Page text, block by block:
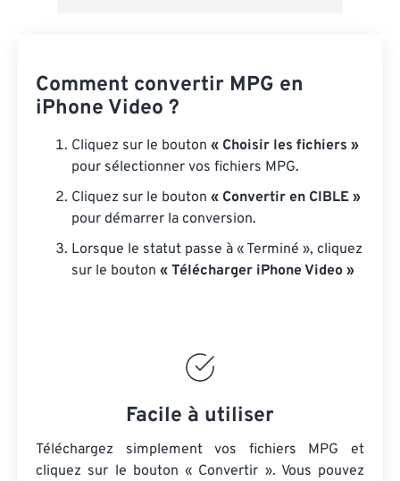
Comment convertir MPG en
iPhone Video ?
Cliquez sur le bouton « Choisir les fichiers »
pour sélectionner vos fichiers MPG.
Cliquez sur le bouton « Convertir en CIBLE »
pour démarrer la conversion.
Lorsque le statut passe à « Terminé », cliquez
sur le bouton « Télécharger iPhone Video »
Facile à utiliser
Téléchargez simplement vos fichiers MPG et
cliquez sur le bouton « Convertir ». Vous pouvez